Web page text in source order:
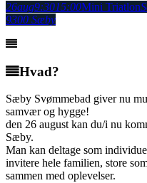
26aug9:3015:00Mini Triatlon
9300 Sæby
Hvad?
Sæby Svømmebad giver nu
samvær og hygge!
den 26 august kan du/i nu
Sæby.
Man kan deltage som
invitere hele familien, store
sammen med oplevelser.